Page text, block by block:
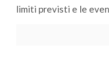
limiti previsti e le